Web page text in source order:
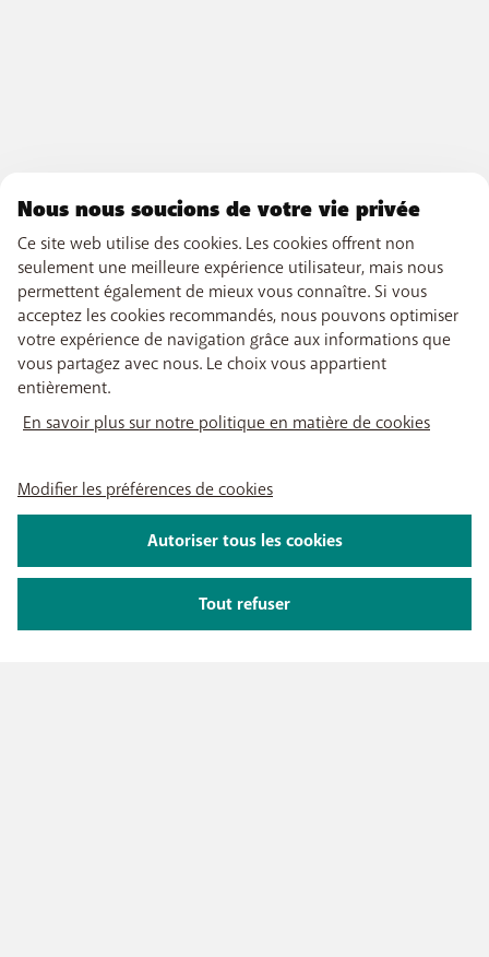
Nous nous soucions de votre vie privée
Ce site web utilise des cookies. Les cookies offrent non
seulement une meilleure expérience utilisateur, mais nous
permettent également de mieux vous connaître. Si vous
acceptez les cookies recommandés, nous pouvons optimiser
votre expérience de navigation grâce aux informations que
vous partagez avec nous. Le choix vous appartient
entièrement.
En savoir plus sur notre politique en matière de cookies
Modifier les préférences de cookies
Tout refuser
Autoriser tous les cookies